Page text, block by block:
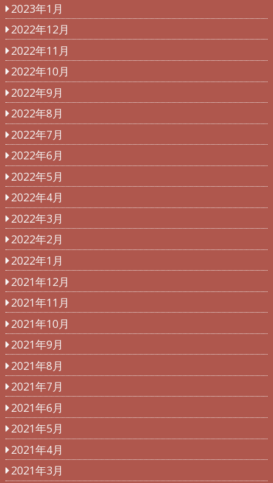
2023年1月
2022年12月
2022年11月
2022年10月
2022年9月
2022年8月
2022年7月
2022年6月
2022年5月
2022年4月
2022年3月
2022年2月
2022年1月
2021年12月
2021年11月
2021年10月
2021年9月
2021年8月
2021年7月
2021年6月
2021年5月
2021年4月
2021年3月